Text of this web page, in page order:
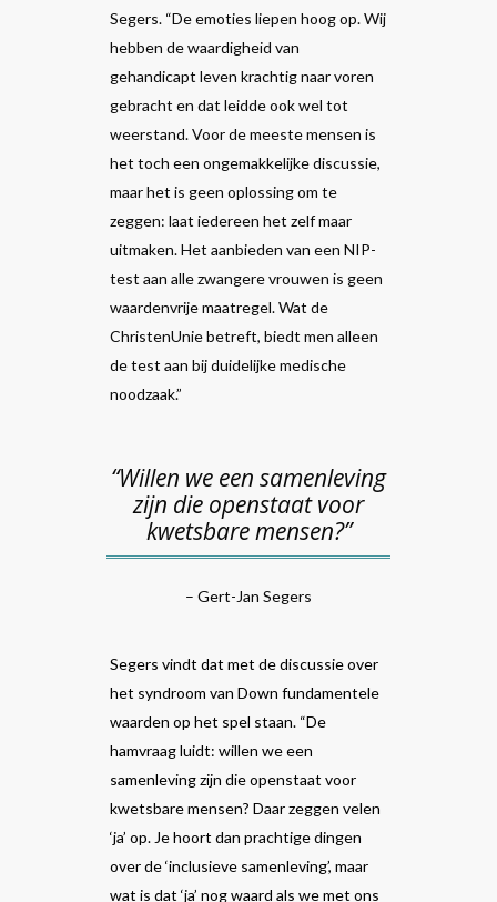
Segers. “De emoties liepen hoog op. Wij
hebben de waardigheid van
gehandicapt leven krachtig naar voren
gebracht en dat leidde ook wel tot
weerstand. Voor de meeste mensen is
het toch een ongemakkelijke discussie,
maar het is geen oplossing om te
zeggen: laat iedereen het zelf maar
uitmaken. Het aanbieden van een NIP-
test aan alle zwangere vrouwen is geen
waardenvrije maatregel. Wat de
ChristenUnie betreft, biedt men alleen
de test aan bij duidelijke medische
noodzaak.”
“Willen we een samenleving
zijn die openstaat voor
kwetsbare mensen?”
– Gert-Jan Segers
Segers vindt dat met de discussie over
het syndroom van Down fundamentele
waarden op het spel staan. “De
hamvraag luidt: willen we een
samenleving zijn die openstaat voor
kwetsbare mensen? Daar zeggen velen
‘ja’ op. Je hoort dan prachtige dingen
over de ‘inclusieve samenleving’, maar
wat is dat ‘ja’ nog waard als we met ons